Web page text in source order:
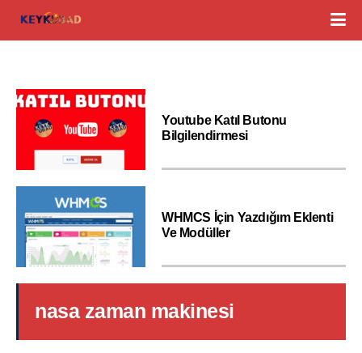
Youtube Katıl Butonu
Bilgilendirmesi
WHMCS İçin Yazdığım Eklenti
Ve Modüller
nasa zaman makinesi